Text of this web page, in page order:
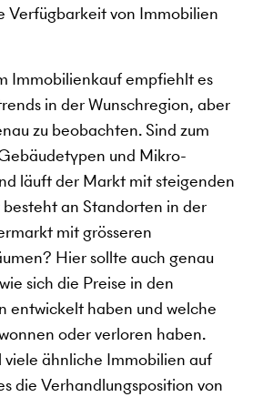
Verfügbarkeit von Immobilien
Immobilienkauf empfiehlt es
in der Wunschregion, aber
zu beobachten. Sind zum
und Mikro-
läuft der Markt mit steigenden
an Standorten in der
mit grösseren
Hier sollte auch genau
sich die Preise in den
entwickelt haben und welche
oder verloren haben.
viele ähnliche Immobilien auf
die Verhandlungsposition von